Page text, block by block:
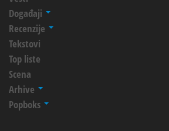
Događaji
Recenzije
Tekstovi
Top liste
Scena
Arhive
Popboks